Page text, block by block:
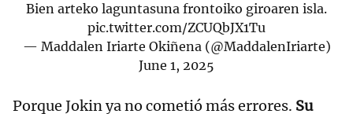
Bien arteko laguntasuna frontoiko giroaren isla.
pic.twitter.com/ZCUQbJX1Tu
— Maddalen Iriarte Okiñena (@MaddalenIriarte)
June 1, 2025
Porque Jokin ya no cometió más errores. Su